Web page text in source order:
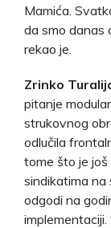
Mamića.
da smo danas
rekao je.
Zrinko
pitanje
strukovnog
odlučila
tome što je još
sindikatima na
odgodi na